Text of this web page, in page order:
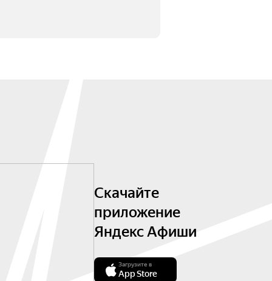
Скачайте
приложение
Яндекс Афиши
Загрузите в
App Store